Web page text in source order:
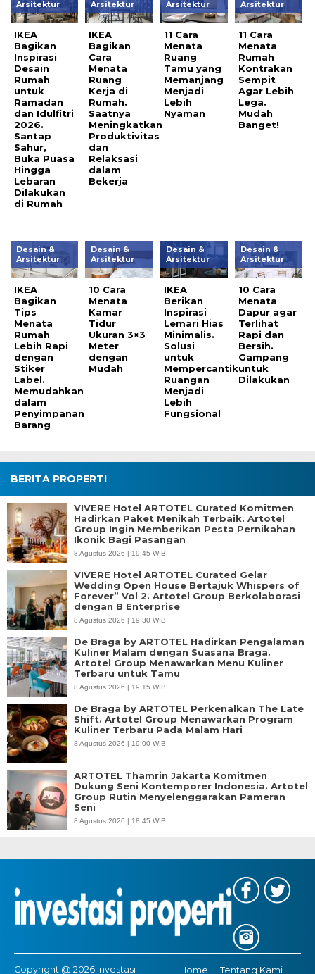
Arsitektur
IKEA
Bagikan
Inspirasi
Desain
Rumah
untuk
Ramadan
dan Idulfitri
2026.
Santap
Sahur,
Buka Puasa
Hingga
Lebaran
Dilakukan
di Rumah
Arsitektur
IKEA
Bagikan
Cara
Menata
Ruang
Kerja di
Rumah.
Saatnya
Meningkatkan
Produktivitas
dan
Relaksasi
dalam
Bekerja
Arsitektur
11 Cara
Menata
Ruang
Tamu yang
Memanjang
Menjadi
Lebih
Nyaman
Arsitektur
11 Cara
Menata
Rumah
Kontrakan
Sempit
Agar Lebih
Lega.
Mudah
Banget!
Desain &
Arsitektur
IKEA
Bagikan
Tips
Menata
Rumah
Lebih Rapi
dengan
Stiker
Label.
Memudahkan
dalam
Penyimpanan
Barang
Desain &
Arsitektur
10 Cara
Menata
Kamar
Tidur
Ukuran 3×3
Meter
dengan
Mudah
Desain &
Arsitektur
IKEA
Berikan
Inspirasi
Lemari Hias
Minimalis.
Solusi
untuk
Mempercantik
Ruangan
Menjadi
Lebih
Fungsional
Desain &
Arsitektur
10 Cara
Menata
Dapur agar
Terlihat
Rapi dan
Bersih.
Gampang
untuk
Dilakukan
BERITA PROPERTI
VIVERE Hotel ARTOTEL Curated Komitmen
Hadirkan Paket Menikah Terbaik. Artotel
Group Ingin Memberikan Pesta Pernikahan
Ikonik Bagi Pasangan
8 Agustus 2026 | 19:45 WIB
VIVERE Hotel ARTOTEL Curated Gelar
Wedding Open House Bertajuk Whispers of
Forever” Vol 2. Artotel Group Berkolaborasi
dengan B Enterprise
8 Agustus 2026 | 19:30 WIB
De Braga by ARTOTEL Hadirkan Pengalaman
Kuliner Malam dengan Suasana Braga.
Artotel Group Menawarkan Menu Kuliner
Terbaru untuk Tamu
8 Agustus 2026 | 19:15 WIB
De Braga by ARTOTEL Perkenalkan The Late
Shift. Artotel Group Menawarkan Program
Kuliner Terbaru Pada Malam Hari
8 Agustus 2026 | 19:00 WIB
ARTOTEL Thamrin Jakarta Komitmen
Dukung Seni Kontemporer Indonesia. Artotel
Group Rutin Menyelenggarakan Pameran
Seni
8 Agustus 2026 | 18:45 WIB
Copyright @ 2026 Investasi Home Tentang Kami